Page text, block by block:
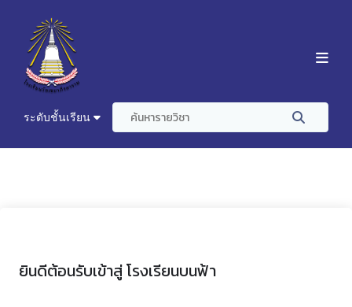
ระดับชั้นเรียน
ยินดีต้อนรับเข้าสู่ โรงเรียนบนฟ้า